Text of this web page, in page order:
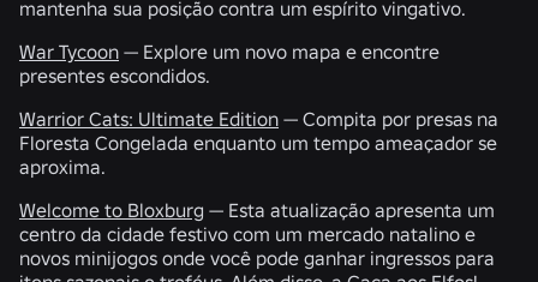
mantenha sua posição contra um espírito vingativo.
War Tycoon — Explore um novo mapa e encontre
presentes escondidos.
Warrior Cats: Ultimate Edition — Compita por presas na
Floresta Congelada enquanto um tempo ameaçador se
aproxima.
Welcome to Bloxburg — Esta atualização apresenta um
centro da cidade festivo com um mercado natalino e
novos minijogos onde você pode ganhar ingressos para